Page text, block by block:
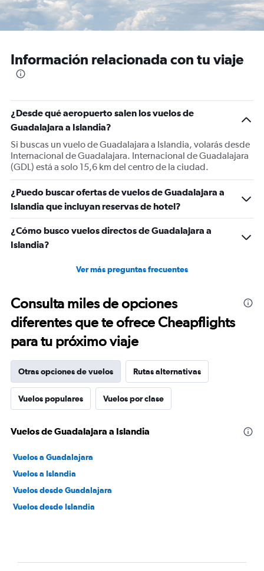
Información relacionada con tu viaje
¿Desde qué aeropuerto salen los vuelos de
Guadalajara a Islandia?
Si buscas un vuelo de Guadalajara a Islandia, volarás desde
Internacional de Guadalajara. Internacional de Guadalajara
(GDL) está a solo 15,6 km del centro de la ciudad.
¿Puedo buscar ofertas de vuelos de Guadalajara a
Islandia que incluyan reservas de hotel?
¿Cómo busco vuelos directos de Guadalajara a
Islandia?
Ver más preguntas frecuentes
Consulta miles de opciones
diferentes que te ofrece Cheapflights
para tu próximo viaje
Otras opciones de vuelos Rutas alternativas
Vuelos populares Vuelos por clase
Vuelos de Guadalajara a Islandia
Vuelos a Guadalajara
Vuelos a Islandia
Vuelos desde Guadalajara
Vuelos desde Islandia